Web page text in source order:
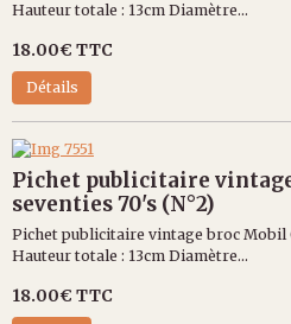
Hauteur totale : 13cm Diamètre...
18.00€ TTC
Détails
Pichet publicitaire
seventies 70's (N°2)
Pichet publicitaire vintage broc Mobil
Hauteur totale : 13cm Diamètre...
18.00€ TTC